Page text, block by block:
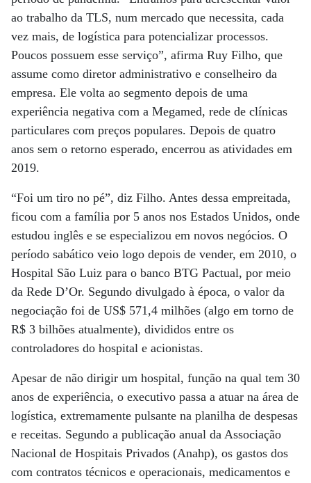
ao trabalho da TLS, num mercado que necessita, cada
vez mais, de logística para potencializar processos.
Poucos possuem esse serviço”, afirma Ruy Filho, que
assume como diretor administrativo e conselheiro da
empresa. Ele volta ao segmento depois de uma
experiência negativa com a Megamed, rede de clínicas
particulares com preços populares. Depois de quatro
anos sem o retorno esperado, encerrou as atividades em
2019.
“Foi um tiro no pé”, diz Filho. Antes dessa empreitada,
ficou com a família por 5 anos nos Estados Unidos, onde
estudou inglês e se especializou em novos negócios. O
período sabático veio logo depois de vender, em 2010, o
Hospital São Luiz para o banco BTG Pactual, por meio
da Rede D’Or. Segundo divulgado à época, o valor da
negociação foi de US$ 571,4 milhões (algo em torno de
R$ 3 bilhões atualmente), divididos entre os
controladores do hospital e acionistas.
Apesar de não dirigir um hospital, função na qual tem 30
anos de experiência, o executivo passa a atuar na área de
logística, extremamente pulsante na planilha de despesas
e receitas. Segundo a publicação anual da Associação
Nacional de Hospitais Privados (Anahp), os gastos dos
com contratos técnicos e operacionais, medicamentos e